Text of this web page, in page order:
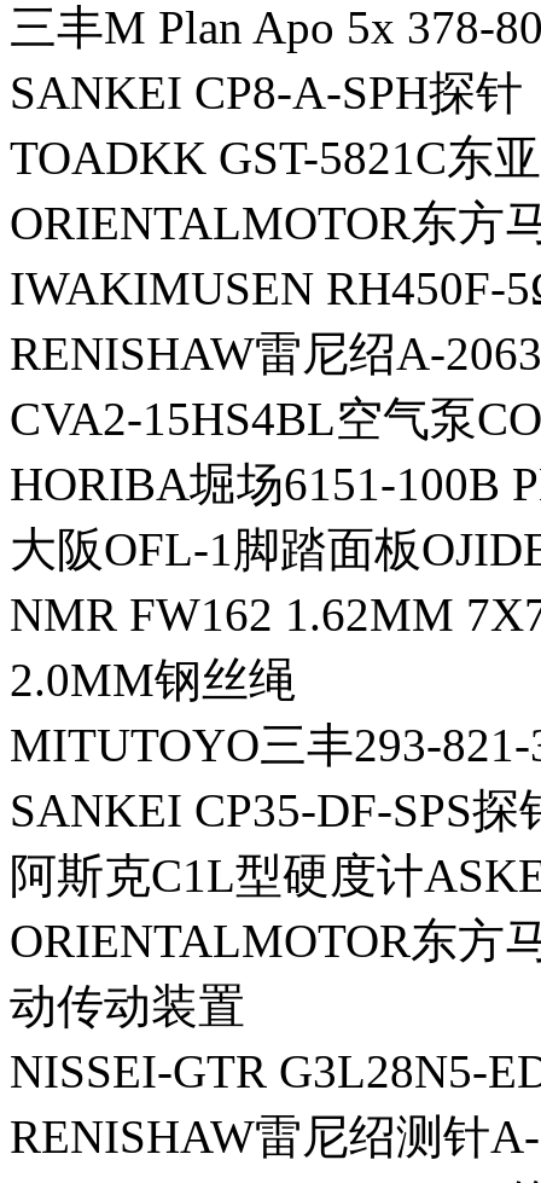
三丰M Plan Apo 5x 378-
SANKEI CP8-A-SPH探针
TOADKK GST-5821C东
ORIENTALMOTOR东方
IWAKIMUSEN RH450F-
RENISHAW雷尼绍A-
CVA2-15HS4BL空气泵
HORIBA堀场6151-100B
大阪OFL-1脚踏面板
NMR FW162 1.62MM
2.0MM钢丝绳
MITUTOYO三丰293-
SANKEI CP35-DF-SPS探
阿斯克C1L型硬度计
ORIENTALMOTOR东方
动传动装置
NISSEI-GTR G3L28N5-
RENISHAW雷尼绍测针